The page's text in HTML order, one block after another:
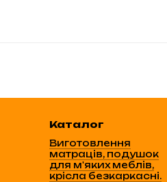
Каталог
Виготовлення
матраців, подушок
для м'яких меблів,
крісла безкаркасні.